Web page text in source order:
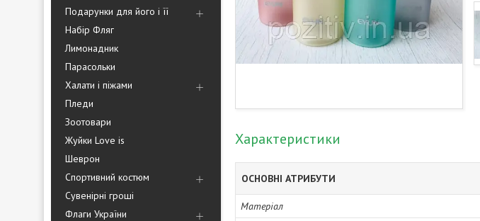
Подарунки для його і її
Набір Фляг
Лимонадник
Парасольки
Халати і піжами
Пледи
Зоотовари
Жуйки Love is
Шеврон
Спортивний костюм
Сувенірні гроші
Флаги України
Характеристики
ОСНОВНІ АТРИБУТИ
Матеріал